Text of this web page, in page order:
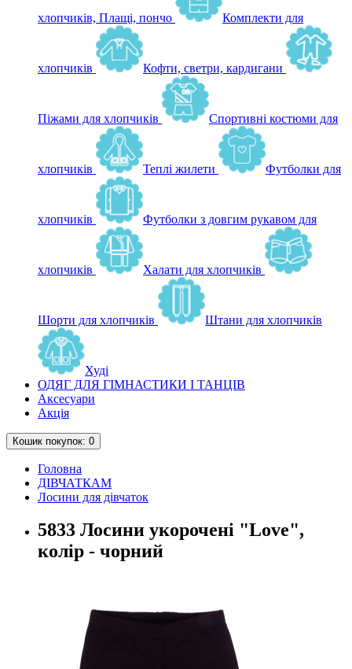
хлопчиків, Плащі, пончо Комплекти для
хлопчиків Кофти, светри, кардигани
Піжами для хлопчиків Спортивні костюми для
хлопчиків Теплі жилети Футболки для
хлопчиків Футболки з довгим рукавом для
хлопчиків Халати для хлопчиків
Шорти для хлопчиків Штани для хлопчиків
Худі
ОДЯГ ДЛЯ ГІМНАСТИКИ І ТАНЦІВ
Аксесуари
Акція
Кошик покупок: 0
Головна
ДІВЧАТКАМ
Лосини для дівчаток
5833 Лосини укорочені "Love",
колір - чорний